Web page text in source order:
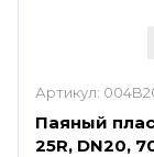
Артикул:
Паяный
25R, DN20,